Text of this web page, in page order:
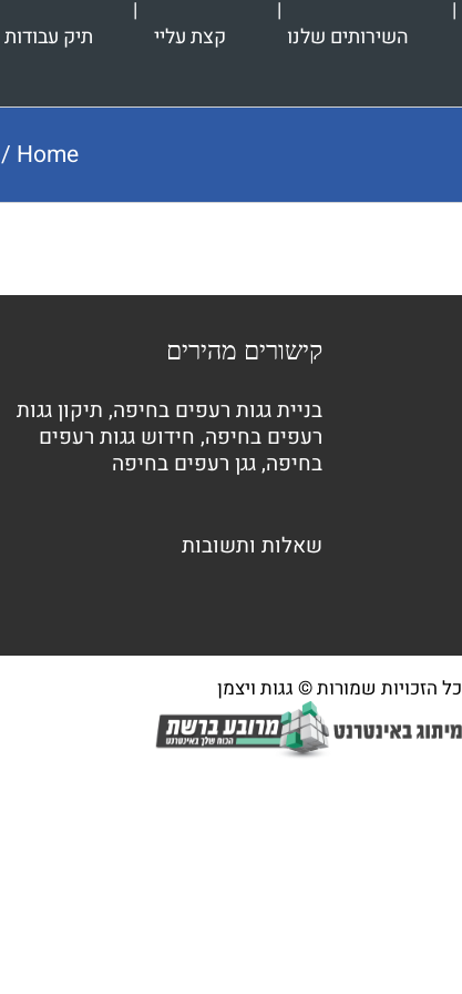
השירותים שלנו קצת עליי תיק עבודות
Home
/
קישורים מהירים
בניית גגות רעפים בחיפה, תיקון גגות
רעפים בחיפה, חידוש גגות רעפים
בחיפה,גגן רעפים בחיפה
שאלות ותשובות
כל הזכויות שמורות © גגות ויצמן